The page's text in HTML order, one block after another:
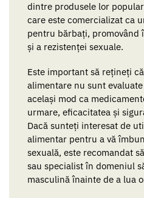
dintre produsele lor
care este comercializat ca
pentru bărbați, promovând
și a rezistenței sexuale.
Este important să rețineți
alimentare nu sunt
același mod ca
urmare, eficacitatea și
Dacă sunteți interesat de
alimentar pentru a vă
sexuală, este recomandat
sau specialist în domeniul
masculină înainte de a lua